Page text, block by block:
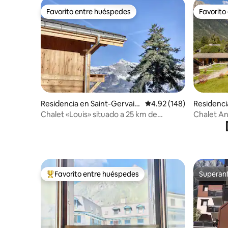
Favorito entre huéspedes
Favorito entre huéspedes
Residencia en Saint-Gervais-
les-Bains
Calificación promedio:
4.92 (148)
Chalet «Louis» situado a 25 km de
Chalet
De los mejores en Favorito entre huéspedes
Favorito entre huéspedes